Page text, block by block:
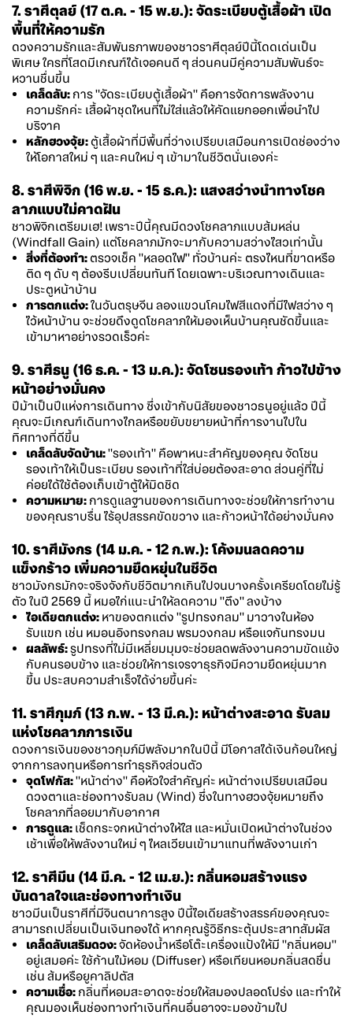
7. ราศีตุลย์ (17 ต.ค. - 15 พ.ย.): จัดระเบียบตู้เสื้อผ้า เปิด
พื้นที่ให้ความรัก
ดวงความรักและสัมพันธภาพของชาวราศีตุลย์ปีนี้โดดเด่นเป็น
พิเศษ ใครที่โสดมีเกณฑ์ได้เจอคนดี ๆ ส่วนคนมีคู่ความสัมพันธ์จะ
หวานชื่นขึ้น
เคล็ดลับ:การ "จัดระเบียบตู้เสื้อผ้า" คือการจัดการพลังงาน
ความรักค่ะ เสื้อผ้าชุดไหนที่ไม่ใส่แล้วให้คัดแยกออกเพื่อนำไป
บริจาค
หลักฮวงจุ้ย: ตู้เสื้อผ้าที่มีพื้นที่ว่างเปรียบเสมือนการเปิดช่องว่าง
ให้โอกาสใหม่ ๆ และคนใหม่ ๆ เข้ามาในชีวิตนั่นเองค่ะ
8. ราศีพิจิก (16 พ.ย. - 15 ธ.ค.): แสงสว่างนำทางโชค
ลาภแบบไม่คาดฝัน
ชาวพิจิกเตรียมเฮ! เพราะปีนี้คุณมีดวงโชคลาภแบบส้มหล่น
(Windfall Gain) แต่โชคลาภมักจะมากับความสว่างไสวเท่านั้น
สิ่งที่ต้องทำ: ตรวจเช็ค "หลอดไฟ" ทั่วบ้านค่ะ ตรงไหนที่ขาดหรือ
ติด ๆ ดับ ๆ ต้องรีบเปลี่ยนทันที โดยเฉพาะบริเวณทางเดินและ
ประตูหน้าบ้าน
การตกแต่ง:ในวันตรุษจีน ลองแขวนโคมไฟสีแดงที่มีไฟสว่าง ๆ
ไว้หน้าบ้าน จะช่วยดึงดูดโชคลาภให้มองเห็นบ้านคุณชัดขึ้นและ
เข้ามาหาอย่างรวดเร็วค่ะ
9. ราศีธนู (16 ธ.ค. - 13 ม.ค.): จัดโซนรองเท้า ก้าวไปข้าง
หน้าอย่างมั่นคง
ปีม้าเป็นปีแห่งการเดินทาง ซึ่งเข้ากับนิสัยของชาวธนูอยู่แล้ว ปีนี้
คุณจะมีเกณฑ์เดินทางไกลหรือขยับขยายหน้าที่การงานไปใน
ทิศทางที่ดีขึ้น
เคล็ดลับจัดบ้าน:"รองเท้า" คือพาหนะสำคัญของคุณ จัดโซน
รองเท้าให้เป็นระเบียบ รองเท้าที่ใส่บ่อยต้องสะอาด ส่วนคู่ที่ไม่
ค่อยได้ใช้ต้องเก็บเข้าตู้ให้มิดชิด
ความหมาย:การดูแลฐานของการเดินทางจะช่วยให้การทำงาน
ของคุณราบรื่น ไร้อุปสรรคขัดขวาง และก้าวหน้าได้อย่างมั่นคง
10. ราศีมังกร (14 ม.ค. - 12 ก.พ.): โค้งมนลดความ
แข็งกร้าว เพิ่มความยืดหยุ่นในชีวิต
ชาวมังกรมักจะจริงจังกับชีวิตมากเกินไปจนบางครั้งเครียดโดยไม่รู้
ตัว ในปี 2569 นี้ หมอไก่แนะนำให้ลดความ "ตึง" ลงบ้าง
ไอเดียตกแต่ง: หาของตกแต่ง "รูปทรงกลม" มาวางในห้อง
รับแขก เช่น หมอนอิงทรงกลม พรมวงกลม หรือแจกันทรงมน
ผลลัพธ์:รูปทรงที่ไม่มีเหลี่ยมมุมจะช่วยลดพลังงานความขัดแย้ง
กับคนรอบข้าง และช่วยให้การเจรจาธุรกิจมีความยืดหยุ่นมาก
ขึ้น ประสบความสำเร็จได้ง่ายขึ้นค่ะ
11. ราศีกุมภ์ (13 ก.พ. - 13 มี.ค.): หน้าต่างสะอาด รับลม
แห่งโชคลาภการเงิน
ดวงการเงินของชาวกุมภ์มีพลังมากในปีนี้ มีโอกาสได้เงินก้อนใหญ่
จากการลงทุนหรือการทำธุรกิจส่วนตัว
จุดโฟกัส:"หน้าต่าง" คือหัวใจสำคัญค่ะ หน้าต่างเปรียบเสมือน
ดวงตาและช่องทางรับลม (Wind) ซึ่งในทางฮวงจุ้ยหมายถึง
โชคลาภที่ลอยมากับอากาศ
การดูแล: เช็ดกระจกหน้าต่างให้ใส และหมั่นเปิดหน้าต่างในช่วง
เช้าเพื่อให้พลังงานใหม่ ๆ ไหลเวียนเข้ามาแทนที่พลังงานเก่า
12. ราศีมีน (14 มี.ค. - 12 เม.ย.): กลิ่นหอมสร้างแรง
บันดาลใจและช่องทางทำเงิน
ชาวมีนเป็นราศีที่มีจินตนาการสูง ปีนี้ไอเดียสร้างสรรค์ของคุณจะ
สามารถเปลี่ยนเป็นเงินทองได้ หากคุณรู้วิธีกระตุ้นประสาทสัมผัส
เคล็ดลับเสริมดวง:จัดห้องน้ำหรือโต๊ะเครื่องแป้งให้มี "กลิ่นหอม"
อยู่เสมอค่ะ ใช้ก้านไม้หอม (Diffuser) หรือเทียนหอมกลิ่นสดชื่น
เช่น ส้มหรือยูคาลิปตัส
ความเชื่อ:กลิ่นที่หอมสะอาดจะช่วยให้สมองปลอดโปร่ง และทำให้
คุณมองเห็นช่องทางทำเงินที่คนอื่นอาจจะมองข้ามไป